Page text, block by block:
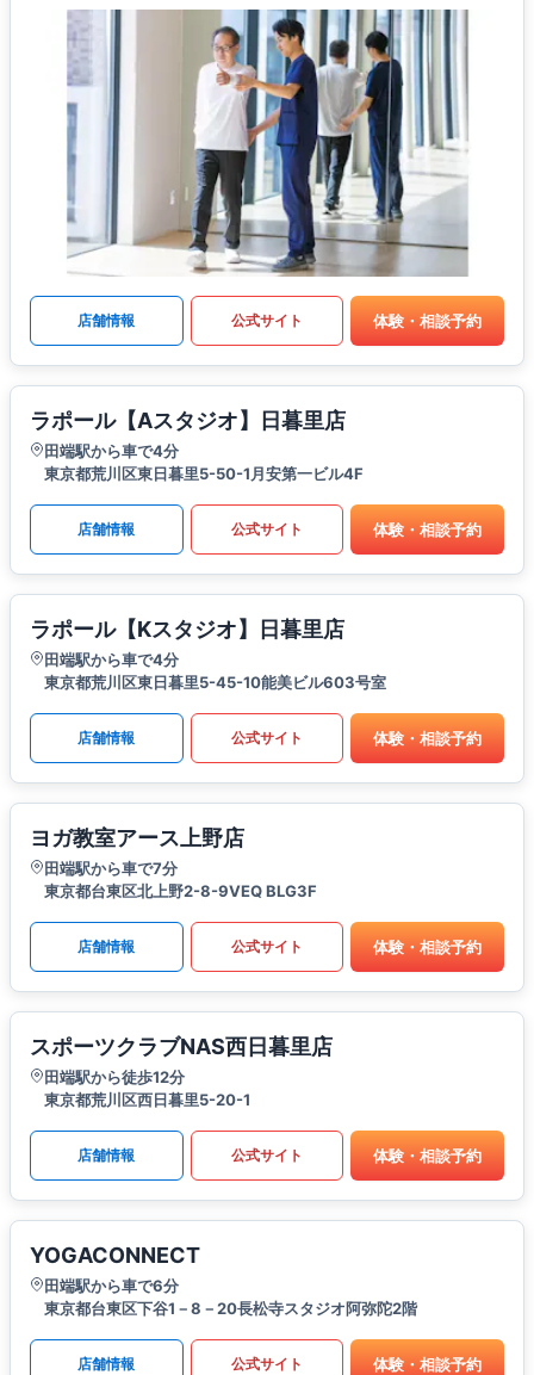
店舗情報 公式サイト 体験・相談予約
ラポール【Aスタジオ】日暮里店
田端駅から車で4分
東京都荒川区東日暮里5-50-1月安第一ビル4F
店舗情報 公式サイト 体験・相談予約
ラポール【Kスタジオ】日暮里店
田端駅から車で4分
東京都荒川区東日暮里5-45-10能美ビル603号室
店舗情報 公式サイト 体験・相談予約
ヨガ教室アース上野店
田端駅から車で7分
東京都台東区北上野2-8-9VEQ BLG3F
店舗情報 公式サイト 体験・相談予約
スポーツクラブNAS西日暮里店
田端駅から徒歩12分
東京都荒川区西日暮里5-20-1
店舗情報 公式サイト 体験・相談予約
YOGACONNECT
田端駅から車で6分
東京都台東区下谷1－8－20長松寺スタジオ阿弥陀2階
店舗情報 公式サイト 体験・相談予約